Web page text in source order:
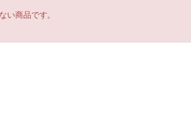
い商品です。